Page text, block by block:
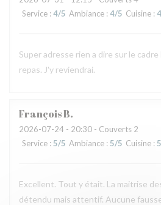
Service : 4/5 Ambiance : 4/5 Cuisine : 4
Super adresse rien a dire sur le
repas. J'y reviendrai.
FrançoisB
2026-07-24 - 20:30 - Couverts 2
Service : 5/5 Ambiance : 5/5 Cuisine : 5
Excellent. Tout y était. La maitrise
détendu mais attentif. Aucune